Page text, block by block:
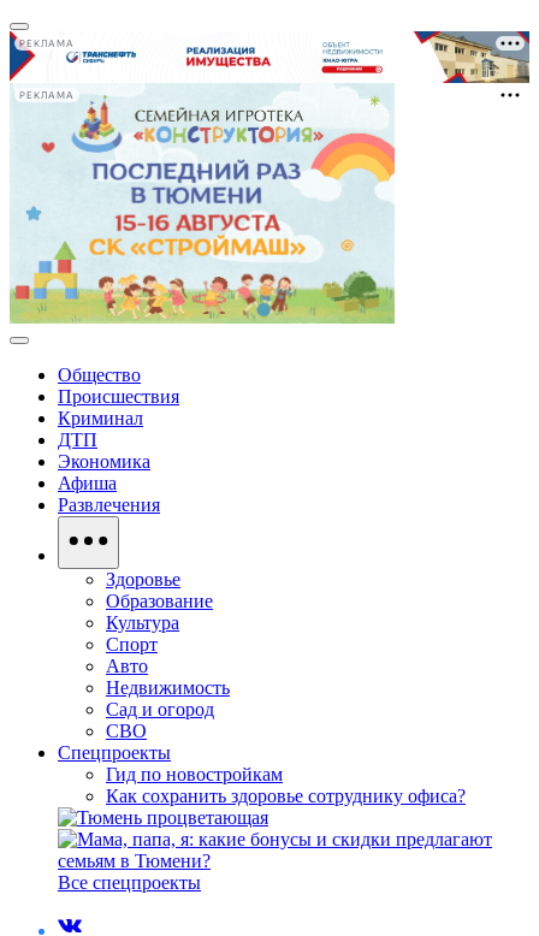
РЕКЛАМА
РЕКЛАМА
Общество
Происшествия
Криминал
ДТП
Экономика
Афиша
Развлечения
Здоровье
Образование
Культура
Спорт
Авто
Недвижимость
Сад и огород
СВО
Спецпроекты
Гид по новостройкам
Как сохранить здоровье сотруднику офиса?
Все спецпроекты